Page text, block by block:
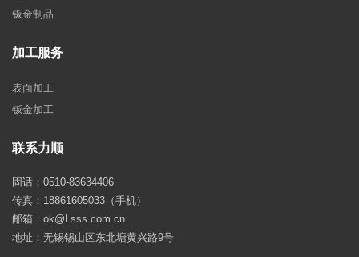
钣金制品
加工服务
表面加工
钣金加工
联系力顺
固话：0510-83634406
传真：18861605033（手机）
邮箱：ok@Lsss.com.cn
地址：无锡锡山区东北塘黄兴路9号